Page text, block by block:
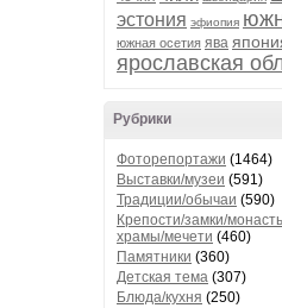
эстония эфиопия
южная осетия ява
ярославская
Рубрики
Фоторепортажи (1464)
Выставки/музеи (591)
Традиции/обычаи (590)
Крепости/замки/
храмы/мечети (460)
Памятники (360)
Детская тема (307)
Блюда/кухня (250)